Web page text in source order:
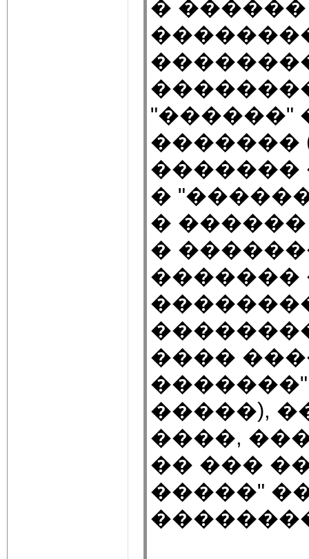
�
"������"
�������
�������
�
�
�
�������
����
�����),
����,
�� ���
�����"